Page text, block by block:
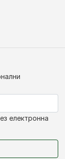
електронна